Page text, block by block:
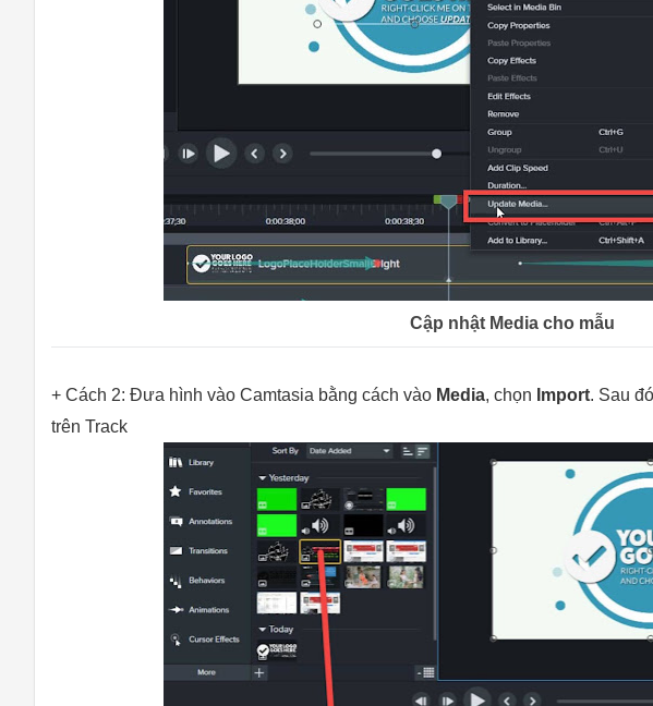
Cập nhật Media cho mẫu
+ Cách 2: Đưa hình vào Camtasia bằng cách vào Media, chọn Import. Sau
trên Track